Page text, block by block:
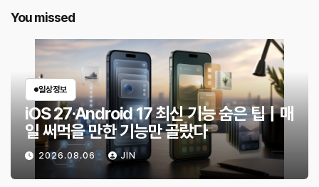
You missed
일상정보
iOS 27·Android 17 최신 기능 숨은 팁｜매
일 써먹을 만한 기능만 골랐다
2026.08.06 JIN